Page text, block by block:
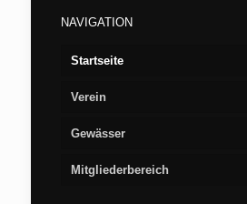
NAVIGATION
Startseite
Verein
Vorstand
Aufnahme
Gewässer
Seen
Mitgliederbereich